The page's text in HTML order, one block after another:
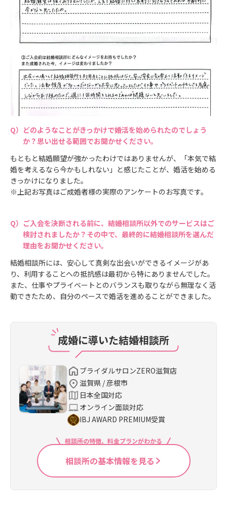
どのようなことがきっかけで婚活を始められたのでしょう
か？思い出せる範囲でお聞かせください。
もともと結婚願望が強かったわけではありませんが、「本気で結
婚を考えるなら今かもしれない」と感じたことが、婚活を始める
きっかけになりました。
※上記お写真はご成婚者様の実際のアンケートのお写真です。
ご入会を決断される前に、結婚相談所以外でのサービスはご
検討されましたか？その中で、最終的に結婚相談所を選んだ
理由をお聞かせください。
結婚相談所には、安心して真剣な出会いができるイメージがあ
り、利用することへの抵抗感は最初から特にありませんでした。
また、仕事やプライベートとのバランスも取りながら無理なく活
動できたため、自分のペースで婚活を進めることができました。
成婚に導いた結婚相談所
ブライダルサロンZERO滋賀店
滋賀県 / 彦根市
日本全国対応
オンライン面談対応
IBJ AWARD PREMIUM受賞
相談所の特徴、料金プランがわかる
相談所の基本情報を見る